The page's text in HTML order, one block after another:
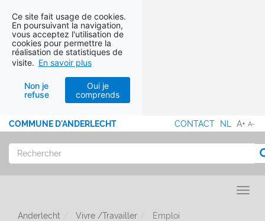
Ce site fait usage de cookies.
En poursuivant la navigation,
vous acceptez l'utilisation de
cookies pour permettre la
réalisation de statistiques de
visite. En savoir plus
Non je
refuse
Oui je
comprends
Aller au contenu
COMMUNE D'ANDERLECHT A+ A-
NL
MENU
PIED
DE
PAGE
CONTACT
Rechercher
Anderlecht Vivre /Travailler Emploi